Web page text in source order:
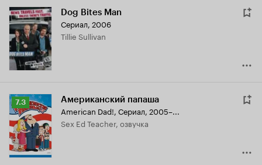
Dog Bites Man
Сериал, 2006
Tillie Sullivan
Рейтинг
Кинопоиска
7.3
7.3 Американский папаша
American Dad!, Сериал, 2005–...
Sex Ed Teacher, озвучка